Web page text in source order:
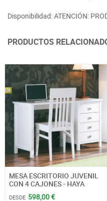
Disponibilidad: ATENCIÓN:
PRODUCTOS
MESA ESCRITORIO JUVENIL
CON 4 CAJONES - HAYA
DESDE 598,00 €